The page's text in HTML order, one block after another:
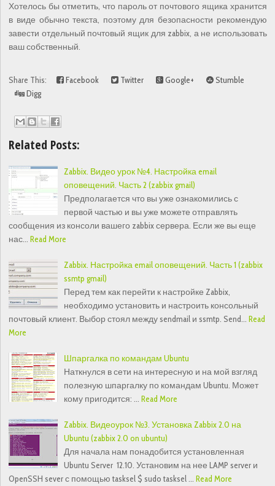
Хотелось бы отметить, что пароль от почтового ящика хранится
в виде обычно текста, поэтому для безопасности рекомендую
завести отдельный почтовый ящик для zabbix, а не использовать
ваш собственный.
Share This: Facebook Twitter Google+
Stumble
Digg
Related Posts:
Zabbix. Видео урок №4. Настройка email
оповещений. Часть 2 (zabbix gmail)
Предполагается что вы уже ознакомились с
первой частью и вы уже можете отправлять
сообщения из консоли вашего zabbix сервера. Если же вы еще
нас… Read More
Zabbix. Настройка email оповещений. Часть 1 (zabbix
ssmtp gmail)
Перед тем как перейти к настройке Zabbix,
необходимо установить и настроить консольный
почтовый клиент. Выбор стоял между sendmail и ssmtp. Send… Read
More
Шпаргалка по командам Ubuntu
Наткнулся в сети на интересную и на мой взгляд
полезную шпаргалку по командам Ubuntu. Может
кому пригодится: … Read More
Zabbix. Видеоурок №3. Установка Zabbix 2.0 на
Ubuntu (zabbix 2.0 on ubuntu)
Для начала нам понадобится установленная
Ubuntu Server 12.10. Установим на нее LAMP server и
OpenSSH sever с помощью tasksel $ sudo tasksel … Read More